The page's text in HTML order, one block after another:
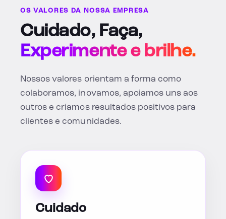
OS VALORES DA NOSSA EMPRESA
Cuidado, Faça,
Experimente e brilhe.
Nossos valores orientam a forma como
colaboramos, inovamos, apoiamos uns aos
outros e criamos resultados positivos para
clientes e comunidades.
Cuidado